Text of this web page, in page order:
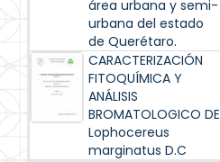
área urbana y semi-
urbana del estado
de Querétaro.
CARACTERIZACIÓN
FITOQUÍMICA Y
ANÁLISIS
BROMATOLOGICO DE
Lophocereus
marginatus D.C